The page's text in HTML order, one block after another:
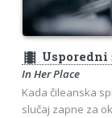
theaters
In Her Place
Kada čileanska
slučaj zapne za